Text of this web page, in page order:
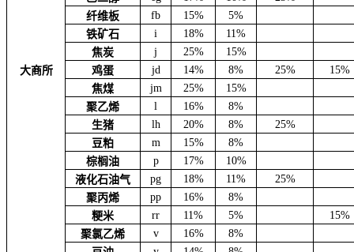
大商所
纤维板
fb 15%
5%
铁矿石
i 18%
11%
焦炭
j 25%
15%
鸡蛋
jd 14% 8% 25%
15%
焦煤
jm 25%
15%
聚乙烯
l 16%
8%
生猪
lh 20% 8%
25%
豆粕
m 15%
8%
棕榈油
p 17%
10%
液化石油气
pg 18% 11%
25%
聚丙烯
pp 16%
8%
粳米
rr 11% 5%
15%
聚氯乙烯
v 16%
8%